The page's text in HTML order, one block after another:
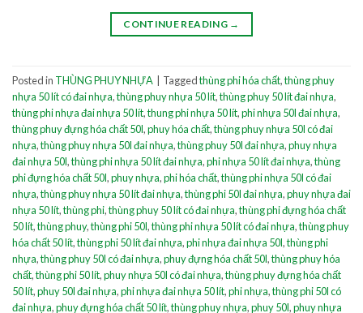
CONTINUE READING →
Posted in THÙNG PHUY NHỰA Taggedthùng phi hóa chất,thùng phuy
nhựa 50 lít có đai nhựa,thùng phuy nhựa 50 lít,thùng phuy 50 lít đai nhựa,
thùng phi nhựa đai nhựa 50 lít,thung phi nhựa 50 lít,phi nhựa 50l đai nhựa,
thùng phuy đựng hóa chất 50l,phuy hóa chất,thùng phuy nhựa 50l có đai
nhựa,thùng phuy nhựa 50l đai nhựa,thùng phuy 50l đai nhựa,phuy nhựa
đai nhựa 50l,thùng phi nhựa 50 lít đai nhựa,phi nhựa 50 lít đai nhựa,thùng
phi đựng hóa chất 50l,phuy nhựa,phi hóa chất,thùng phi nhựa 50l có đai
nhựa,thùng phuy nhựa 50 lít đai nhựa,thùng phi 50l đai nhựa,phuy nhựa đai
nhựa 50 lít,thùng phi,thùng phuy 50 lít có đai nhựa,thùng phi đựng hóa chất
50 lít,thùng phuy,thùng phi 50l,thùng phi nhựa 50 lít có đai nhựa,thùng phuy
hóa chất 50 lít,thùng phi 50 lít đai nhựa,phi nhựa đai nhựa 50l,thùng phi
nhựa,thùng phuy 50l có đai nhựa,phuy đựng hóa chất 50l,thùng phuy hóa
chất,thùng phi 50 lít,phuy nhựa 50l có đai nhựa,thùng phuy đựng hóa chất
50 lít,phuy 50l đai nhựa,phi nhựa đai nhựa 50 lít,phi nhựa,thùng phi 50l có
đai nhựa,phuy đựng hóa chất 50 lít,thùng phuy nhựa,phuy 50l,phuy nhựa